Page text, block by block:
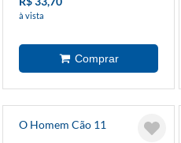
à vista
O Homem Cão 11